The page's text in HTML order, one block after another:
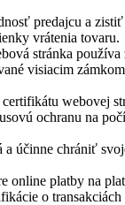
predajcu a zistiť
vrátenia tovaru.
stránka používa
visiacim
webovej
ochranu na
a účinne chrániť
online platby na
o transakciách